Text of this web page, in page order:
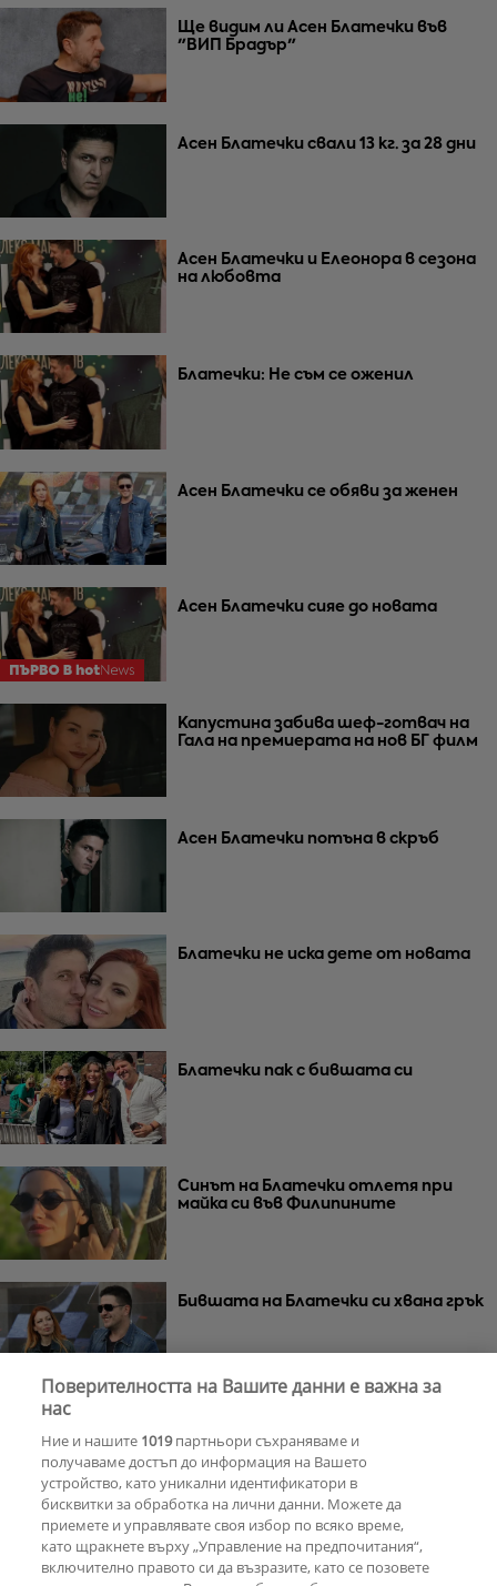
Ще видим ли Асен Блатечки във
"ВИП Брадър"
Асен Блатечки свали 13 кг. за 28 дни
Асен Блатечки и Елеонора в сезона
на любовта
Блатечки: Не съм се оженил
Асен Блатечки се обяви за женен
Асен Блатечки сияе до новата
Капустина забива шеф-готвач на
Гала на премиерата на нов БГ филм
Асен Блатечки потъна в скръб
Блатечки не иска дете от новата
Блатечки пак с бившата си
Синът на Блатечки отлетя при
майка си във Филипините
Бившата на Блатечки си хвана грък
Две тежки престъпления
разтърсват Велико Търново в
„Есента на демона“
Поверителността на Вашите данни е важна за
нас
Ние и нашите 1019партньори съхраняваме и
получаваме достъп до информация на Вашето
устройство, като уникални идентификатори в
бисквитки за обработка на лични данни. Можете да
приемете и управлявате своя избор по всяко време,
като щракнете върху „Управление на предпочитания“,
включително правото си да възразите, като се позовете